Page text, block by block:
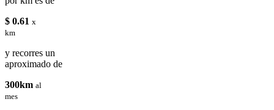
$ 0.61 x
km
y recorres un
aproximado de
300km al
mes